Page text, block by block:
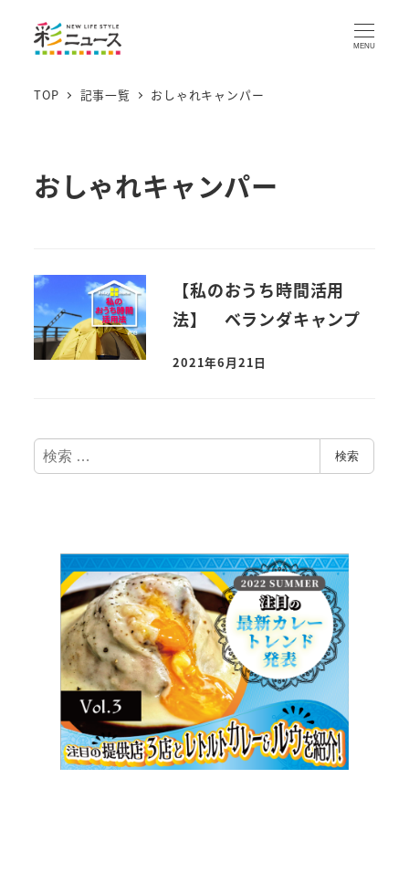
MENU
TOP 記事一覧 おしゃれキャンパー
おしゃれキャンパー
【私のおうち時間活用
法】 ベランダキャンプ
2021年6月21日
検
索
検索